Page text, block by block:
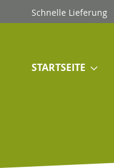
Direkt
zum
Schnelle Lieferung
STARTSEITE